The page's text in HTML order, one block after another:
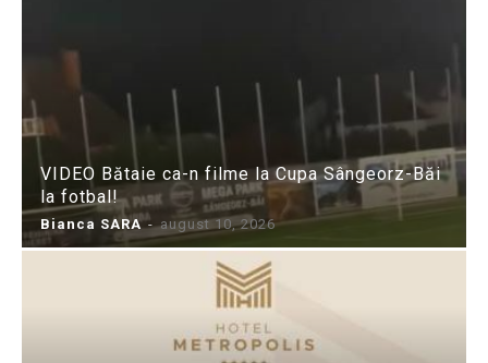
VIDEO Bătaie ca-n filme la Cupa Sângeorz-Băi
la fotbal!
Bianca SARA - august 10, 2026